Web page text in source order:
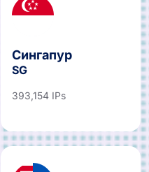
Сингапур
SG
393,154 IPs